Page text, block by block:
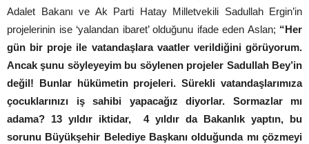
Adalet Bakanı ve Ak Parti Hatay Milletvekili Sadullah Ergin’in
projelerinin ise ‘yalandan ibaret’ olduğunu ifade eden Aslan; “Her
gün bir proje ile vatandaşlara vaatler verildiğini görüyorum.
Ancak şunu söyleyeyim bu söylenen projeler Sadullah Bey’in
değil! Bunlar hükümetin projeleri. Sürekli vatandaşlarımıza
çocuklarınızı iş sahibi yapacağız diyorlar. Sormazlar mı
adama? 13 yıldır iktidar, 4 yıldır da Bakanlık yaptın, bu
sorunu Büyükşehir Belediye Başkanı olduğunda mı çözmeyi